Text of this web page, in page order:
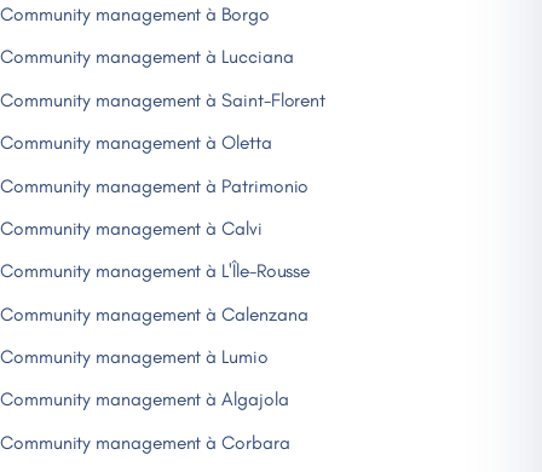
Community management à Borgo
Community management à Lucciana
Community management à Saint-Florent
Community management à Oletta
Community management à Patrimonio
Community management à Calvi
Community management à L'Île-Rousse
Community management à Calenzana
Community management à Lumio
Community management à Algajola
Community management à Corbara